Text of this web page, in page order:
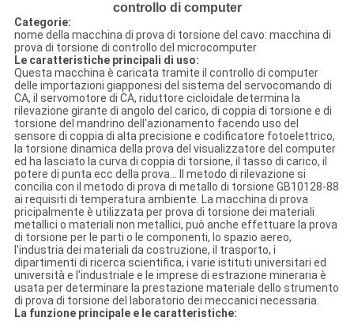
controllo di computer
Categorie:
nome della macchina di prova di torsione del cavo: macchina di
prova di torsione di controllo del microcomputer
Le caratteristiche principali di uso:
Questa macchina è caricata tramite il controllo di computer
delle importazioni giapponesi del sistema del servocomando di
CA, il servomotore di CA, riduttore cicloidale determina la
rilevazione girante di angolo del carico, di coppia di torsione e di
torsione del mandrino dell'azionamento facendo uso del
sensore di coppia di alta precisione e codificatore fotoelettrico,
la torsione dinamica della prova del visualizzatore del computer
ed ha lasciato la curva di coppia di torsione, il tasso di carico, il
potere di punta ecc della prova… Il metodo di rilevazione si
concilia con il metodo di prova di metallo di torsione GB10128-88
ai requisiti di temperatura ambiente. La macchina di prova
pricipalmente è utilizzata per prova di torsione dei materiali
metallici o materiali non metallici, può anche effettuare la prova
di torsione per le parti o le componenti, lo spazio aereo,
l'industria dei materiali da costruzione, il trasporto, i
dipartimenti di ricerca scientifica, i varie istituti universitari ed
università e l'industriale e le imprese di estrazione mineraria è
usata per determinare la prestazione materiale dello strumento
di prova di torsione del laboratorio dei meccanici necessaria.
La funzione principale e le caratteristiche: